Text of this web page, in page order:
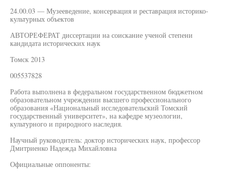
24.00.03 — Музееведение, консервация и реставрация историко-
культурных объектов
АВТОРЕФЕРАТ диссертации на соискание ученой степени
кандидата исторических наук
Томск 2013
005537828
Работа выполнена в федеральном государственном бюджетном
образовательном учреждении высшего профессионального
образования «Национальный исследовательский Томский
государственный университет», на кафедре музеологии,
культурного и природного наследия.
Научный руководитель: доктор исторических наук, профессор
Дмитриенко Надежда Михайловна
Официальные оппоненты: